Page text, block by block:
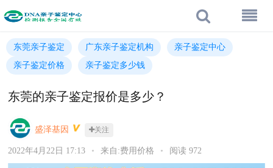
东莞亲子鉴定 广东亲子鉴定机构
亲子鉴定中心
亲子鉴定价格
亲子鉴定多少钱
东莞的亲子鉴定报价是多少？
盛泽基因 关注
2022年4月22日 17:13 • 来自:费用价格 • 阅读 972